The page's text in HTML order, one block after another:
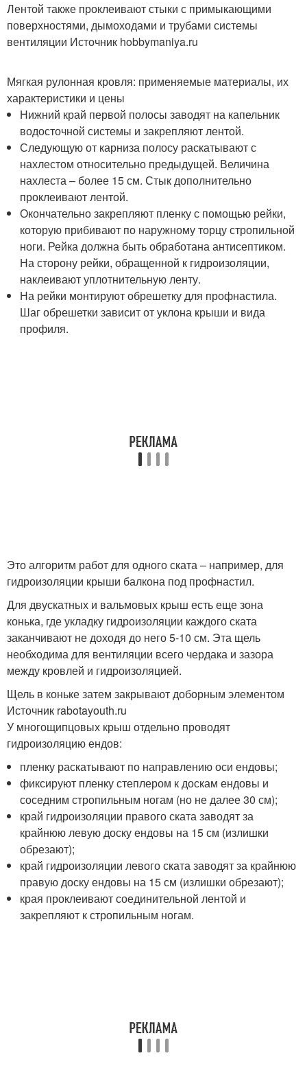
Лентой также проклеивают стыки с примыкающими
поверхностями, дымоходами и трубами системы
вентиляции Источник hobbymaniya.ru
Мягкая рулонная кровля: применяемые материалы, их
характеристики и цены
Нижний край первой полосы заводят на капельник
водосточной системы и закрепляют лентой.
Следующую от карниза полосу раскатывают с
нахлестом относительно предыдущей. Величина
нахлеста – более 15 см. Стык дополнительно
проклеивают лентой.
Окончательно закрепляют пленку с помощью рейки,
которую прибивают по наружному торцу стропильной
ноги. Рейка должна быть обработана антисептиком.
На сторону рейки, обращенной к гидроизоляции,
наклеивают уплотнительную ленту.
На рейки монтируют обрешетку для профнастила.
Шаг обрешетки зависит от уклона крыши и вида
профиля.
Это алгоритм работ для одного ската – например, для
гидроизоляции крыши балкона под профнастил.
Для двускатных и вальмовых крыш есть еще зона
конька, где укладку гидроизоляции каждого ската
заканчивают не доходя до него 5-10 см. Эта щель
необходима для вентиляции всего чердака и зазора
между кровлей и гидроизоляцией.
Щель в коньке затем закрывают доборным элементом
Источник rabotayouth.ru
У многощипцовых крыш отдельно проводят
гидроизоляцию ендов:
пленку раскатывают по направлению оси ендовы;
фиксируют пленку степлером к доскам ендовы и
соседним стропильным ногам (но не далее 30 см);
край гидроизоляции правого ската заводят за
крайнюю левую доску ендовы на 15 см (излишки
обрезают);
край гидроизоляции левого ската заводят за крайнюю
правую доску ендовы на 15 см (излишки обрезают);
края проклеивают соединительной лентой и
закрепляют к стропильным ногам.